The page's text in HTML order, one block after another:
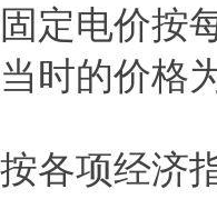
固定电价按
当时的价格
按各项经济